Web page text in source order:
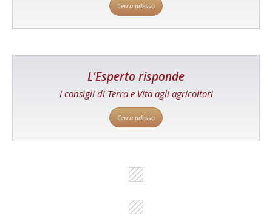
Cerca adesso
L'Esperto risponde
I consigli di Terra e Vita agli agricoltori
Cerca adesso